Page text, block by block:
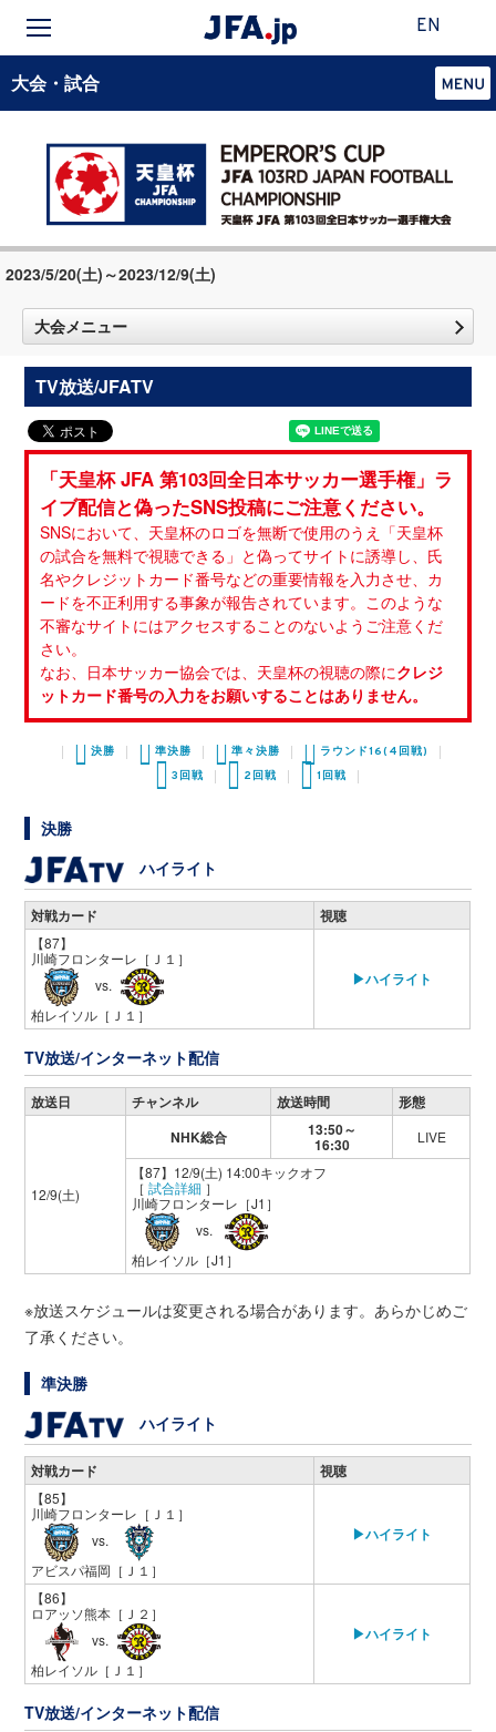
EN
大会・試合
2023/5/20(土)～2023/12/9(土)
大会メニュー
TV放送/JFATV
「天皇杯 JFA 第103回全日本サッカー選手権」ラ
イブ配信と偽ったSNS投稿にご注意ください。
SNSにおいて、天皇杯のロゴを無断で使用のうえ「天皇杯
の試合を無料で視聴できる」と偽ってサイトに誘導し、氏
名やクレジットカード番号などの重要情報を入力させ、カ
ードを不正利用する事象が報告されています。このような
不審なサイトにはアクセスすることのないようご注意くだ
さい。
なお、日本サッカー協会では、天皇杯の視聴の際にクレジ
ットカード番号の入力をお願いすることはありません。
決勝 準決勝 準々決勝
ラウンド16(4回戦)
3回戦
2回戦 1回戦
決勝
ハイライト
対戦カード 視聴
【87】
川崎フロンターレ ［Ｊ１］
vs.
柏レイソル ［Ｊ１］
▶ハイライト
TV放送/インターネット配信
放送日 チャンネル 放送時間 形態
12/9(土)
NHK総合 13:50～
16:30
LIVE
【87】12/9(土) 14:00キックオフ
［試合詳細］
川崎フロンターレ ［J1］
vs.
柏レイソル ［J1］
※放送スケジュールは変更される場合があります。あらかじめご
了承ください。
準決勝
ハイライト
対戦カード 視聴
【85】
川崎フロンターレ ［Ｊ１］
vs.
アビスパ福岡 ［Ｊ１］
▶ハイライト
【86】
ロアッソ熊本 ［Ｊ２］
vs.
柏レイソル ［Ｊ１］
▶ハイライト
TV放送/インターネット配信